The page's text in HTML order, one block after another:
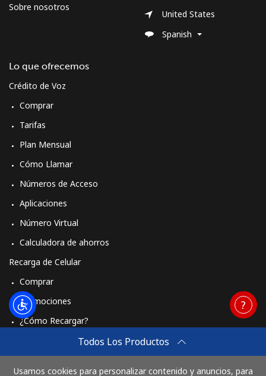
Todos Los Productos
Usamos cookies para personalizar contenido y anuncios, para
Sobre nosotros
Lo que ofrecemos
Crédito de Voz
Comprar
Tarifas
Plan Mensual
Cómo Llamar
Números de Acceso
Aplicaciones
Número Virtual
Calculadora de ahorros
Recarga de Celular
Comprar
Promociones
¿Cómo Recargar?
Comprar
United States
Spanish